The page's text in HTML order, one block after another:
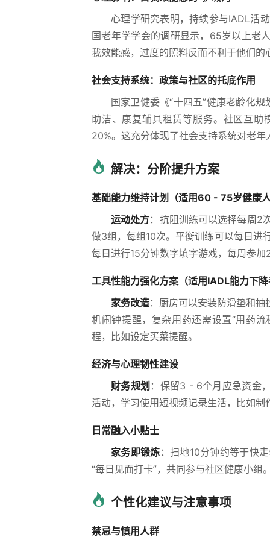
心理学研究表明，持续参与IADL活
国老年学学会的调研显示，65岁以上老
我效能感，过度的照料反而不利于他们的
社会支持系统：政策与社区的托底作用
国家卫健委《“十四五”健康老龄化
助洁、康复辅具租赁等服务。社区互
20%。这充分体现了社会支持系统对老
解决：分阶提升方案
基础能力维持计划（适用60 - 75岁健康
运动处方：抗阻训练可以选择每周2
做3组，每组10次。平衡训练可以每日
每日进行15分钟数字填字游戏，每周参
工具性能力强化方案（适用IADL能力下
家务改造：厨房可以安装防滑垫和抽
机闹钟提醒，复杂用药还需设置“用药
程，比如设定买菜提醒。
经济与心理韧性建设
财务规划 ：保留3 - 6个月应急资金
活动，学习使用短视频记录生活，比如制
日常融入小贴士
家务即锻炼 ：扫地10分钟约等于快
“每日见面打卡”，共同参与社区健康小组
个性化建议与注意事项
禁忌与慎用人群